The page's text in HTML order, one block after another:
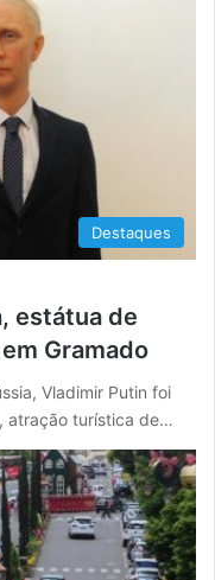
Destaques
estátua de
Gramado
Vladimir Putin foi
atração turística de…